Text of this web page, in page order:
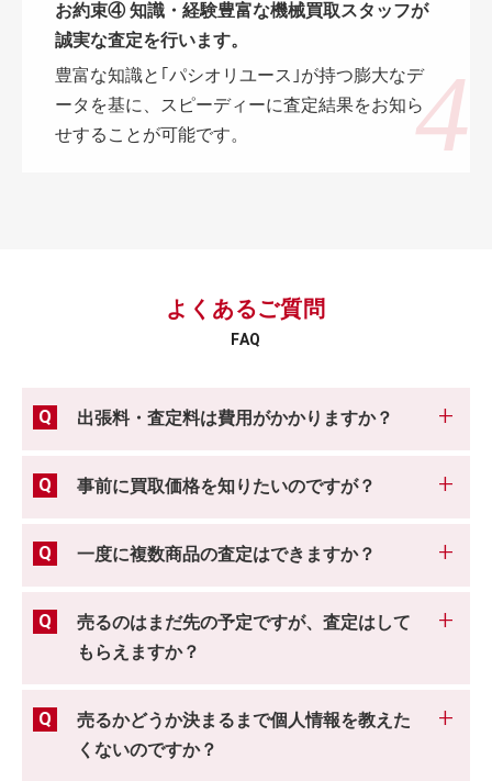
お約束④ 知識・経験豊富な機械買取スタッフが
誠実な査定を行います。
豊富な知識と｢パシオリユース｣が持つ膨大なデ
ータを基に、スピーディーに査定結果をお知ら
せすることが可能です。
よくあるご質問
FAQ
出張料・査定料は費用がかかりますか？
事前に買取価格を知りたいのですが？
一度に複数商品の査定はできますか？
売るのはまだ先の予定ですが、査定はして
もらえますか？
売るかどうか決まるまで個人情報を教えた
くないのですか？